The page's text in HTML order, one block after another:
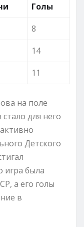
Голы
8
14
11
на поле
для него
Детского
игра была
а его голы
в